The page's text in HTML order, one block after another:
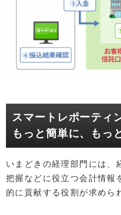
スマートレポーティ
もっと簡単に、もっ
いまどきの経理部門には、
把握などに役立つ会計情報
的に貢献する役割が求めら